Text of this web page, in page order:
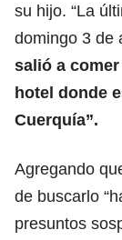
su hijo. “La
domingo 3 de
salió a
hotel donde
Cuerquía”.
Agregando
de buscarlo
presuntos